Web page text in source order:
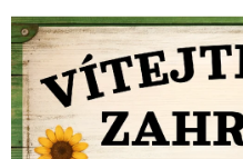
je
0,0
z
5
hvězdiček.